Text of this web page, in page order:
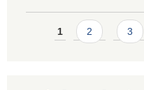
Pages
1 2 3